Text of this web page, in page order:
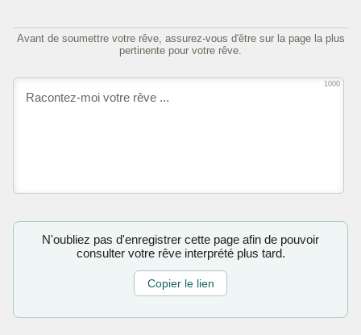
Avant de soumettre votre rêve, assurez-vous d'être sur la page la plus
pertinente pour votre rêve.
1000
N'oubliez pas d'enregistrer cette page afin de pouvoir
consulter votre rêve interprété plus tard.
Copier le lien